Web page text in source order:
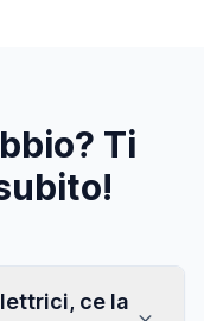
Ti
ce la